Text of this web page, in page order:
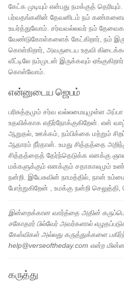
கேட்க முடியும் என்பது நமக்குத்
பர்வதங்களின் தேவனிடம் நம்
உயர்த்துவோம். சர்வவல்லவர் நம்
வேண்டுகோள்களைக் கேட்கிறார், நம்
கொள்கிறார், அவருடைய உதவி
வீட்டிலே நம்முடன் இருக்கவும்
கொள்வோம்.
என்னுடைய ஜெபம்
பரிசுத்தமும் சர்வ வல்லமையுமுள்ள
உதவிக்காக எதிர்நோக்குகிறேன். என்
ஆறுதல், ஊக்கம், நம்பிக்கை மற்றும்
ஆதாரம் நீர்தான். உமது சித்தத்தை
சித்தத்தைத் தேர்ந்தெடுக்க எனக்கு
மக்களுக்கும் எனக்கும் சதாகாலமும்
நன்றி. இயேசுவின் நாமத்தில், நான்
போற்றுகிறேன் , உமக்கு நன்றி
இன்றைக்கான வார்த்தை அதின்
சகோதரர் பில்வேர் அவர்களால்
கேள்விகள் அல்லது கருத்துக்களை
help@verseoftheday.com என்ற
கருத்து